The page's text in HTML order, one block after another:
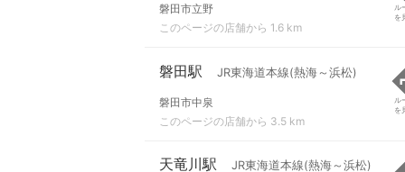
磐田市立野
このページの店舗から 1.6 km
ル
を
磐田駅 JR東海道本線(熱海～浜松)
磐田市中泉
このページの店舗から 3.5 km
ル
を
天竜川駅 JR東海道本線(熱海～浜松)